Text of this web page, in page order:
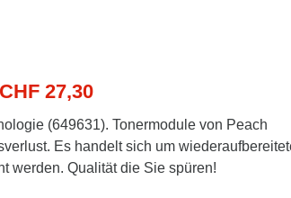
27,30
(649631). Tonermodule von Peach
Es handelt sich um
werden. Qualität die Sie spüren!